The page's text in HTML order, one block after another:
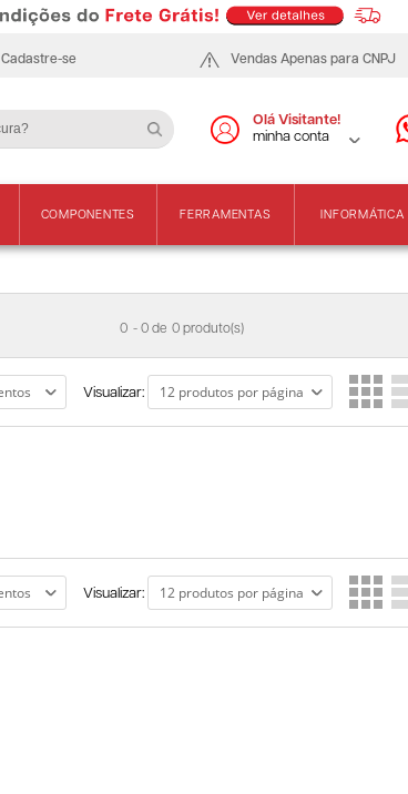
Cadastre-se Vendas Apenas para CNPJ
Olá Visitante!
minha conta
COMPONENTES FERRAMENTAS INFORMÁTICA
0 - 0 de 0 produto(s)
Visualizar:
Visualizar: